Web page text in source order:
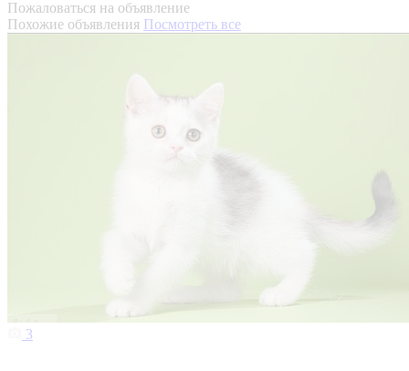
Пожаловаться на объявление
Похожие объявления Посмотреть все
3